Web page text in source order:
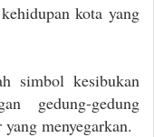
kota yang
simbol kesibukan
gedung-gedung
menyegarkan.